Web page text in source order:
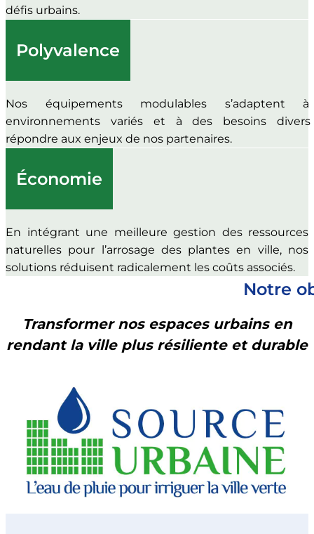
défis urbains.
Polyvalence
Nos équipements modulables s’adaptent
environnements variés et à des besoins
répondre aux enjeux de nos partenaires.
Économie
En intégrant une meilleure gestion des ressources
naturelles pour l’arrosage des plantes en ville, nos
solutions réduisent radicalement les coûts associés.
Notre
Transformer nos espaces urbains en
rendant la ville plus résiliente et durable